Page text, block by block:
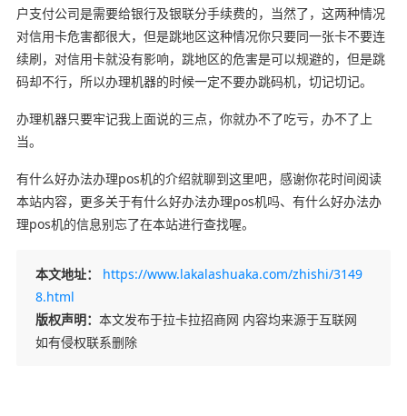
户支付公司是需要给银行及银联分手续费的，当然了，这两种情况
对信用卡危害都很大，但是跳地区这种情况你只要同一张卡不要连
续刷，对信用卡就没有影响，跳地区的危害是可以规避的，但是跳
码却不行，所以办理机器的时候一定不要办跳码机，切记切记。
办理机器只要牢记我上面说的三点，你就办不了吃亏，办不了上
当。
有什么好办法办理pos机的介绍就聊到这里吧，感谢你花时间阅读
本站内容，更多关于有什么好办法办理pos机吗、有什么好办法办
理pos机的信息别忘了在本站进行查找喔。
本文地址：
https://www.lakalashuaka.com/zhishi/3149
8.html
版权声明： 本文发布于拉卡拉招商网 内容均来源于互联网
如有侵权联系删除